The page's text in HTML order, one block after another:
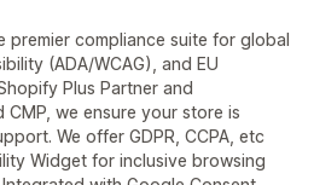
compliance suite for global
(ADA/WCAG), and EU
Plus Partner and
we ensure your store is
We offer GDPR, CCPA, etc
Widget for inclusive browsing